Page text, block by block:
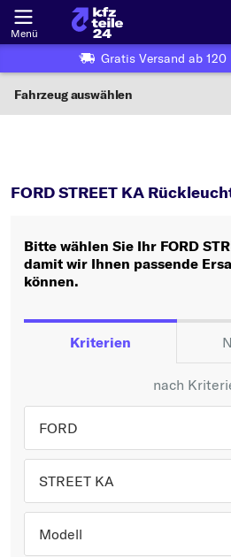
Menü
Gratis Versand ab 120
Fahrzeug auswählen
Wo finde ich die?
Oder
Oder Fahrzeugauswahl nach
Hersteller wählen
Typ wählen
FORD STREET KA
Bitte wählen Sie Ihr FORD
damit wir Ihnen passende
können.
Kriterien
nach
FORD
STREET KA
Modell